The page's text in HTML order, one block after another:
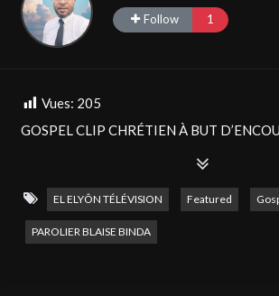
Follow 1
Vues: 205
GOSPEL CLIP CHRÉTIEN À BUT
FORTIFIER ET D’EXHORTER.
Rester connecté : → Facebook : / el elyon
web :http://www.elelyon-tv.com
EL ELYÔN TÉLÉVISION Featured
PAROLIER BLAISE BINDA